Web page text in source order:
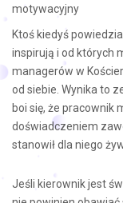
motywacyjny
Ktoś kiedyś
inspirują i od których
managerów w
od siebie. Wynika to
boi się, że pracownik
doświadczeniem
stanowił dla niego
Jeśli kierownik jest